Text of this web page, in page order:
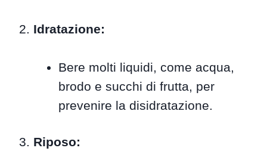
Idratazione:
Bere molti liquidi, come acqua,
brodo e succhi di frutta, per
prevenire la disidratazione.
Riposo: